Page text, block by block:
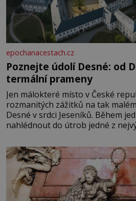
epochanacestach.cz
Poznejte údolí Desné: od
termální prameny
Jen málokteré místo v České
rozmanitých zážitků na tak
Desné v srdci Jeseníků. Během
nahlédnout do útrob jedné z
se na koloběžce a den zakončit
Velkých Losinách nebo v